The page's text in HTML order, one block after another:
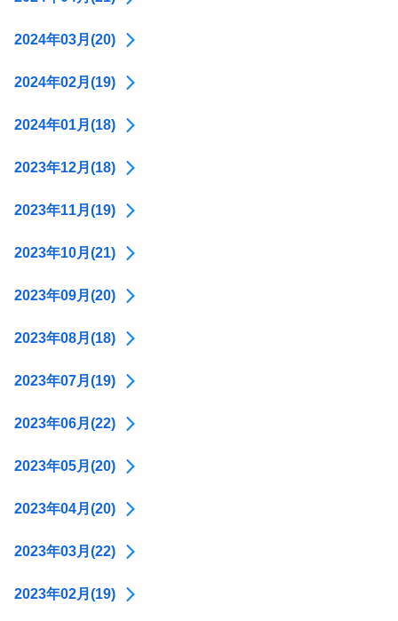
2024年03月(20)
2024年02月(19)
2024年01月(18)
2023年12月(18)
2023年11月(19)
2023年10月(21)
2023年09月(20)
2023年08月(18)
2023年07月(19)
2023年06月(22)
2023年05月(20)
2023年04月(20)
2023年03月(22)
2023年02月(19)